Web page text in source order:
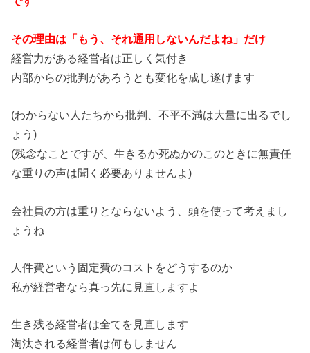
その理由は「もう、それ通用しないんだよね」だけ
経営力がある経営者は正しく気付き
内部からの批判があろうとも変化を成し遂げます
(わからない人たちから批判、不平不満は大量に出るでし
ょう)
(残念なことですが、生きるか死ぬかのこのときに無責任
な重りの声は聞く必要ありませんよ)
会社員の方は重りとならないよう、頭を使って考えまし
ょうね
人件費という固定費のコストをどうするのか
私が経営者なら真っ先に見直しますよ
生き残る経営者は全てを見直します
淘汰される経営者は何もしません